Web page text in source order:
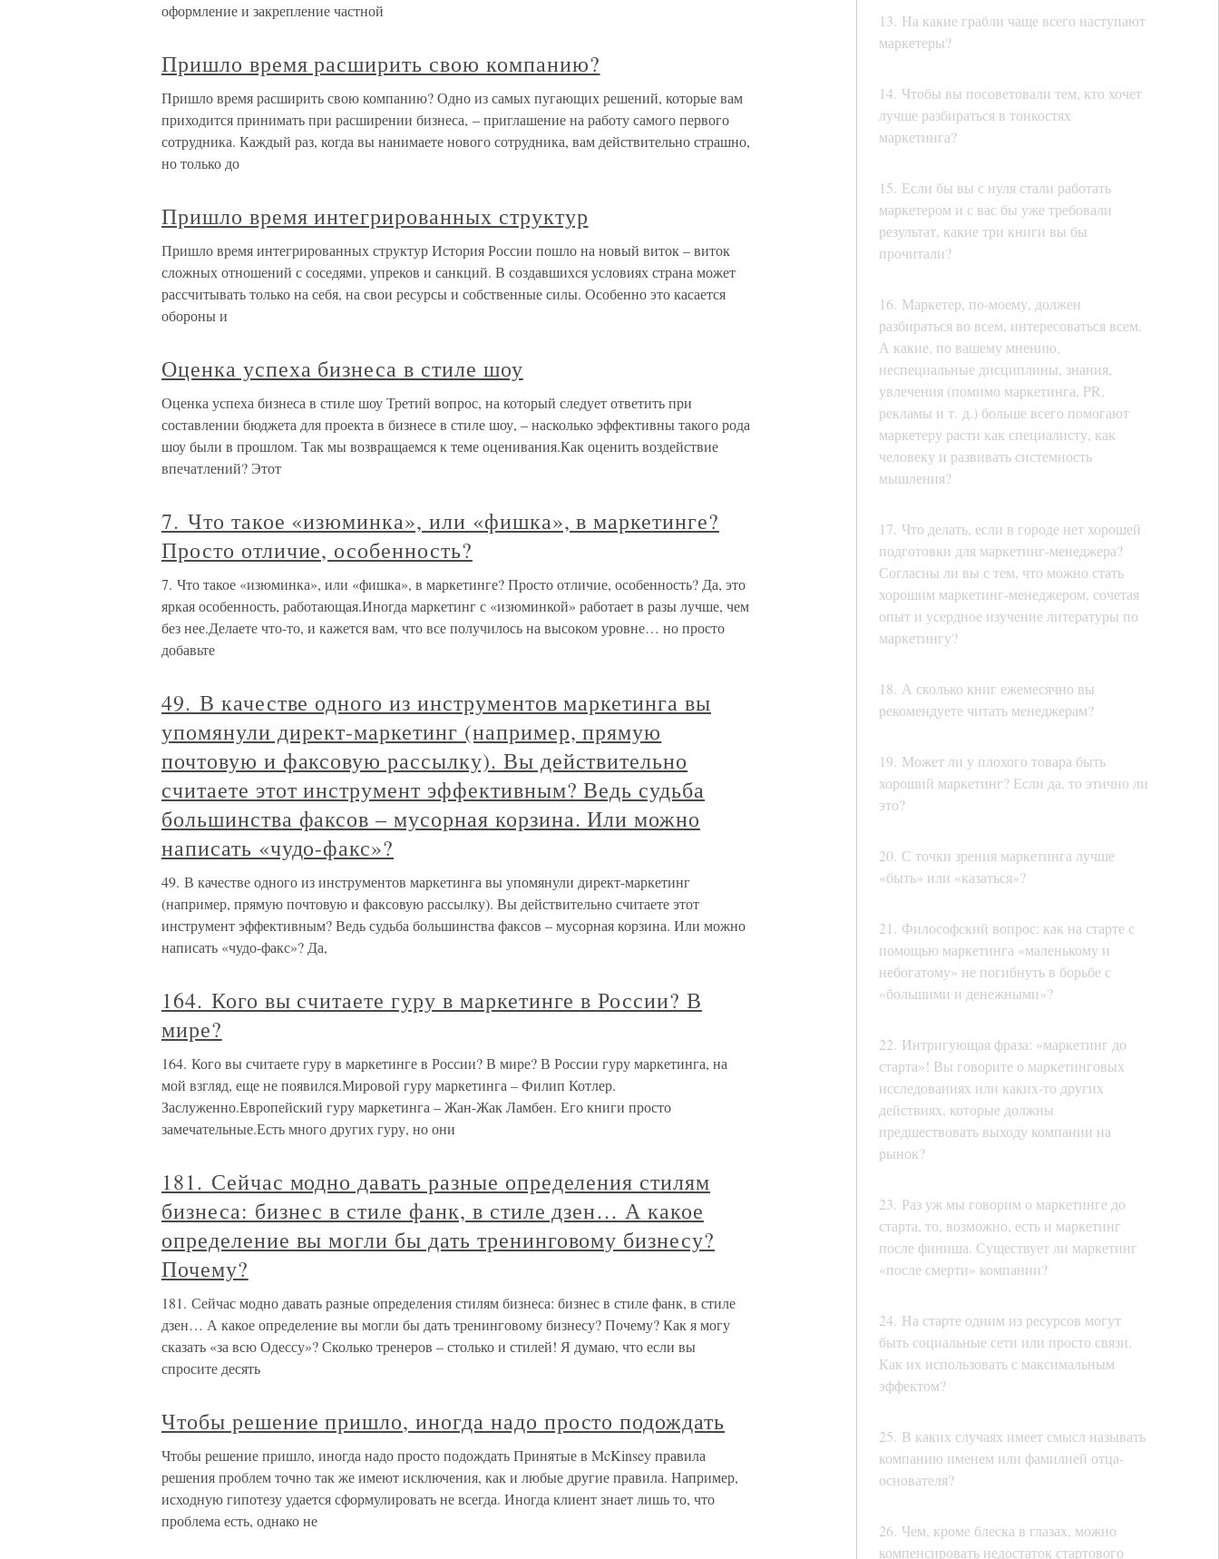
13. На какие грабли чаще всего наступают
маркетеры?
14. Чтобы вы посоветовали тем, кто хочет
лучше разбираться в тонкостях
маркетинга?
15. Если бы вы с нуля стали работать
маркетером и с вас бы уже требовали
результат, какие три книги вы бы
прочитали?
16. Маркетер, по-моему, должен
разбираться во всем, интересоваться всем.
А какие, по вашему мнению,
неспециальные дисциплины, знания,
увлечения (помимо маркетинга, PR,
рекламы и т. д.) больше всего помогают
маркетеру расти как специалисту, как
человеку и развивать системность
мышления?
17. Что делать, если в городе нет хорошей
подготовки для маркетинг-менеджера?
Согласны ли вы с тем, что можно стать
хорошим маркетинг-менеджером, сочетая
опыт и усердное изучение литературы по
маркетингу?
18. А сколько книг ежемесячно вы
рекомендуете читать менеджерам?
19. Может ли у плохого товара быть
хороший маркетинг? Если да, то этично ли
это?
20. С точки зрения маркетинга лучше
«быть» или «казаться»?
21. Философский вопрос: как на старте с
помощью маркетинга «маленькому и
небогатому» не погибнуть в борьбе с
«большими и денежными»?
22. Интригующая фраза: «маркетинг до
старта»! Вы говорите о маркетинговых
исследованиях или каких-то других
действиях, которые должны
предшествовать выходу компании на
рынок?
23. Раз уж мы говорим о маркетинге до
старта, то, возможно, есть и маркетинг
после финиша. Существует ли маркетинг
«после смерти» компании?
24. На старте одним из ресурсов могут
быть социальные сети или просто связи.
Как их использовать с максимальным
эффектом?
25. В каких случаях имеет смысл называть
компанию именем или фамилией отца-
основателя?
26. Чем, кроме блеска в глазах, можно
компенсировать недостаток стартового
оформление и закрепление частной
Пришло время расширить свою компанию?
Пришло время расширить свою компанию? Одно из самых пугающих решений, которые вам
приходится принимать при расширении бизнеса, – приглашение на работу самого первого
сотрудника. Каждый раз, когда вы нанимаете нового сотрудника, вам действительно страшно,
но только до
Пришло время интегрированных структур
Пришло время интегрированных структур История России пошло на новый виток – виток
сложных отношений с соседями, упреков и санкций. В создавшихся условиях страна может
рассчитывать только на себя, на свои ресурсы и собственные силы. Особенно это касается
обороны и
Оценка успеха бизнеса в стиле шоу
Оценка успеха бизнеса в стиле шоу Третий вопрос, на который следует ответить при
составлении бюджета для проекта в бизнесе в стиле шоу, – насколько эффективны такого рода
шоу были в прошлом. Так мы возвращаемся к теме оценивания.Как оценить воздействие
впечатлений? Этот
7. Что такое «изюминка», или «фишка», в маркетинге?
Просто отличие, особенность?
7. Что такое «изюминка», или «фишка», в маркетинге? Просто отличие, особенность? Да, это
яркая особенность, работающая.Иногда маркетинг с «изюминкой» работает в разы лучше, чем
без нее.Делаете что-то, и кажется вам, что все получилось на высоком уровне… но просто
добавьте
49. В качестве одного из инструментов маркетинга вы
упомянули директ-маркетинг (например, прямую
почтовую и факсовую рассылку). Вы действительно
считаете этот инструмент эффективным? Ведь судьба
большинства факсов – мусорная корзина. Или можно
написать «чудо-факс»?
49. В качестве одного из инструментов маркетинга вы упомянули директ-маркетинг
(например, прямую почтовую и факсовую рассылку). Вы действительно считаете этот
инструмент эффективным? Ведь судьба большинства факсов – мусорная корзина. Или можно
написать «чудо-факс»? Да,
164. Кого вы считаете гуру в маркетинге в России? В
мире?
164. Кого вы считаете гуру в маркетинге в России? В мире? В России гуру маркетинга, на
мой взгляд, еще не появился.Мировой гуру маркетинга – Филип Котлер.
Заслуженно.Европейский гуру маркетинга – Жан-Жак Ламбен. Его книги просто
замечательные.Есть много других гуру, но они
181. Сейчас модно давать разные определения стилям
бизнеса: бизнес в стиле фанк, в стиле дзен… А какое
определение вы могли бы дать тренинговому бизнесу?
Почему?
181. Сейчас модно давать разные определения стилям бизнеса: бизнес в стиле фанк, в стиле
дзен… А какое определение вы могли бы дать тренинговому бизнесу? Почему? Как я могу
сказать «за всю Одессу»? Сколько тренеров – столько и стилей! Я думаю, что если вы
спросите десять
Чтобы решение пришло, иногда надо просто подождать
Чтобы решение пришло, иногда надо просто подождать Принятые в McKinsey правила
решения проблем точно так же имеют исключения, как и любые другие правила. Например,
исходную гипотезу удается сформулировать не всегда. Иногда клиент знает лишь то, что
проблема есть, однако не